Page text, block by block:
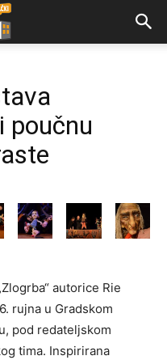
poučnu
autorice Rie
rujna u Gradskom
pod redateljskom
tima. Inspirirana